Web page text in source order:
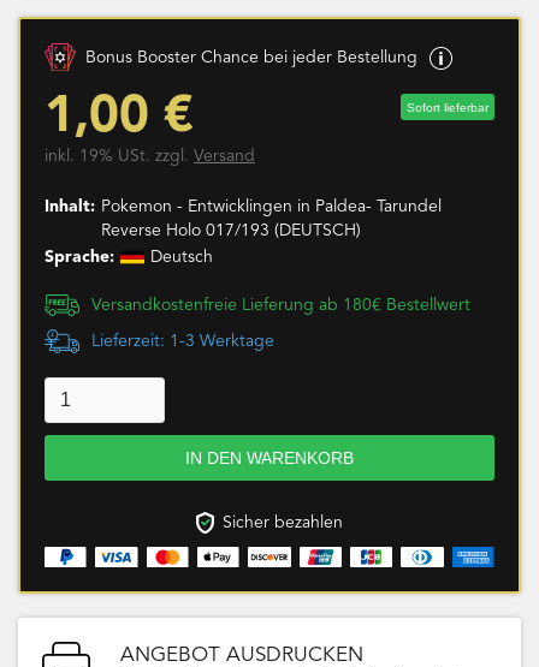
Bonus Booster Chance bei jeder Bestellung
1,00 € Sofort lieferbar
inkl. 19% USt. zzgl. Versand
Inhalt: Pokemon - Entwicklingen in Paldea- Tarundel
Reverse Holo 017/193 (DEUTSCH)
Sprache:
Deutsch
Versandkostenfreie Lieferung ab 180€ Bestellwert
Lieferzeit: 1-3 Werktage
Sicher bezahlen
ANGEBOT AUSDRUCKEN